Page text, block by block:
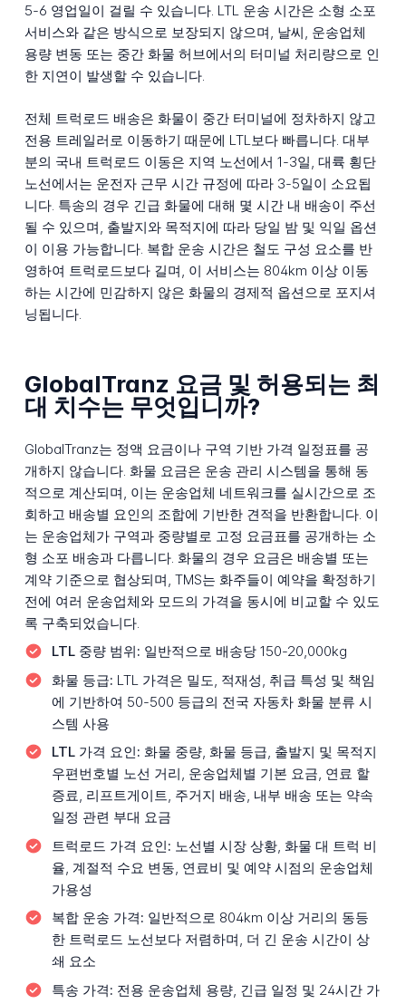
5-6 영업일이 걸릴 수 있습니다. LTL 운송 시간은 소형 소포
서비스와 같은 방식으로 보장되지 않으며, 날씨, 운송업체
용량 변동 또는 중간 화물 허브에서의 터미널 처리량으로 인
한 지연이 발생할 수 있습니다.
전체 트럭로드 배송은 화물이 중간 터미널에 정차하지 않고
전용 트레일러로 이동하기 때문에 LTL보다 빠릅니다. 대부
분의 국내 트럭로드 이동은 지역 노선에서 1-3일, 대륙 횡단
노선에서는 운전자 근무 시간 규정에 따라 3-5일이 소요됩
니다. 특송의 경우 긴급 화물에 대해 몇 시간 내 배송이 주선
될 수 있으며, 출발지와 목적지에 따라 당일 밤 및 익일 옵션
이 이용 가능합니다. 복합 운송 시간은 철도 구성 요소를 반
영하여 트럭로드보다 길며, 이 서비스는 804km 이상 이동
하는 시간에 민감하지 않은 화물의 경제적 옵션으로 포지셔
닝됩니다.
GlobalTranz 요금 및 허용되는 최
대 치수는 무엇입니까?
GlobalTranz는 정액 요금이나 구역 기반 가격 일정표를 공
개하지 않습니다. 화물 요금은 운송 관리 시스템을 통해 동
적으로 계산되며, 이는 운송업체 네트워크를 실시간으로 조
회하고 배송별 요인의 조합에 기반한 견적을 반환합니다. 이
는 운송업체가 구역과 중량별로 고정 요금표를 공개하는 소
형 소포 배송과 다릅니다. 화물의 경우 요금은 배송별 또는
계약 기준으로 협상되며, TMS는 화주들이 예약을 확정하기
전에 여러 운송업체와 모드의 가격을 동시에 비교할 수 있도
록 구축되었습니다.
LTL 중량 범위: 일반적으로 배송당 150-20,000kg
화물 등급: LTL 가격은 밀도, 적재성, 취급 특성 및 책임
에 기반하여 50-500 등급의 전국 자동차 화물 분류 시
스템 사용
LTL 가격 요인: 화물 중량, 화물 등급, 출발지 및 목적지
우편번호별 노선 거리, 운송업체별 기본 요금, 연료 할
증료, 리프트게이트, 주거지 배송, 내부 배송 또는 약속
일정 관련 부대 요금
트럭로드 가격 요인: 노선별 시장 상황, 화물 대 트럭 비
율, 계절적 수요 변동, 연료비 및 예약 시점의 운송업체
가용성
복합 운송 가격: 일반적으로 804km 이상 거리의 동등
한 트럭로드 노선보다 저렴하며, 더 긴 운송 시간이 상
쇄 요소
특송 가격: 전용 운송업체 용량, 긴급 일정 및 24시간 가